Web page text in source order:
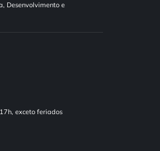
Desenvolvimento e
exceto feriados